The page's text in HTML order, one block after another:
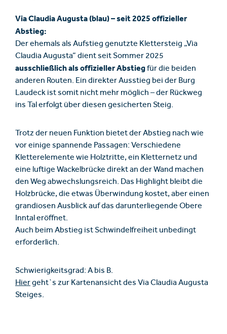
Via Claudia Augusta (blau) – seit 2025 offizieller
Abstieg:
Der ehemals als Aufstieg genutzte Klettersteig „Via
Claudia Augusta“ dient seit Sommer 2025
ausschließlich als offizieller Abstiegfür die beiden
anderen Routen. Ein direkter Ausstieg bei der Burg
Laudeck ist somit nicht mehr möglich – der Rückweg
ins Tal erfolgt über diesen gesicherten Steig.
Trotz der neuen Funktion bietet der Abstieg nach wie
vor einige spannende Passagen: Verschiedene
Kletterelemente wie Holztritte, ein Kletternetz und
eine luftige Wackelbrücke direkt an der Wand machen
den Weg abwechslungsreich. Das Highlight bleibt die
Holzbrücke, die etwas Überwindung kostet, aber einen
grandiosen Ausblick auf das darunterliegende Obere
Inntal eröffnet.
Auch beim Abstieg ist Schwindelfreiheit unbedingt
erforderlich.
Schwierigkeitsgrad: A bis B.
Hiergeht`s zur Kartenansicht des Via Claudia Augusta
Steiges.